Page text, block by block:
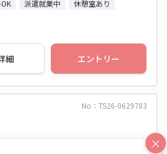
派遣就業中
休憩室あり
細 エントリー
No：TS26-0629783
×